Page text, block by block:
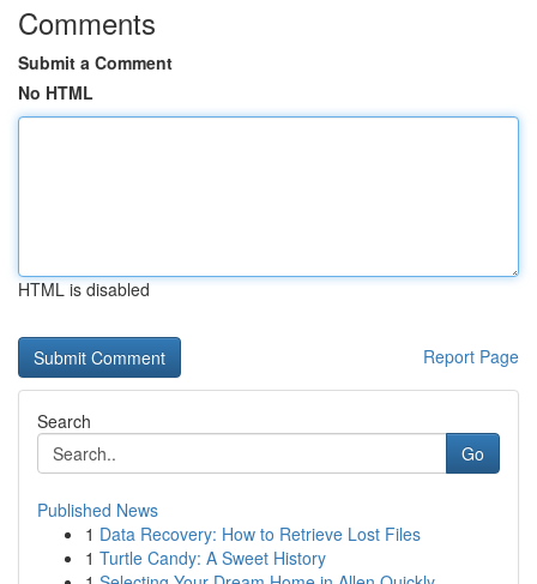
Comments
Submit a Comment
No HTML
HTML is disabled
Report Page
Search
Go
Published News
1 Data Recovery: How to Retrieve Lost Files
1 Turtle Candy: A Sweet History